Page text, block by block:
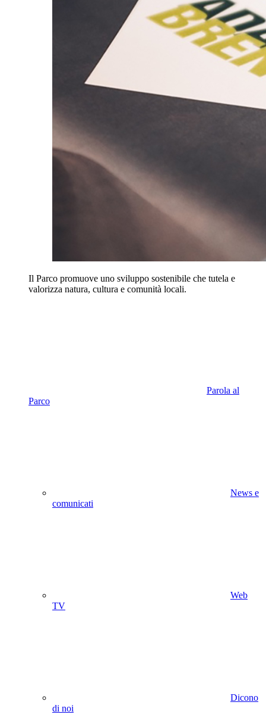
Il Parco promuove uno sviluppo sostenibile che tutela e
valorizza natura, cultura e comunità locali.
Parola al
Parco
News e
comunicati
Web
TV
Dicono
di noi